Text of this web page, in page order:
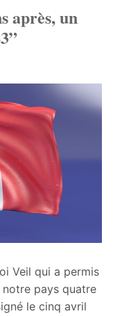
après, un
Veil qui a permis
notre pays quatre
le cinq avril